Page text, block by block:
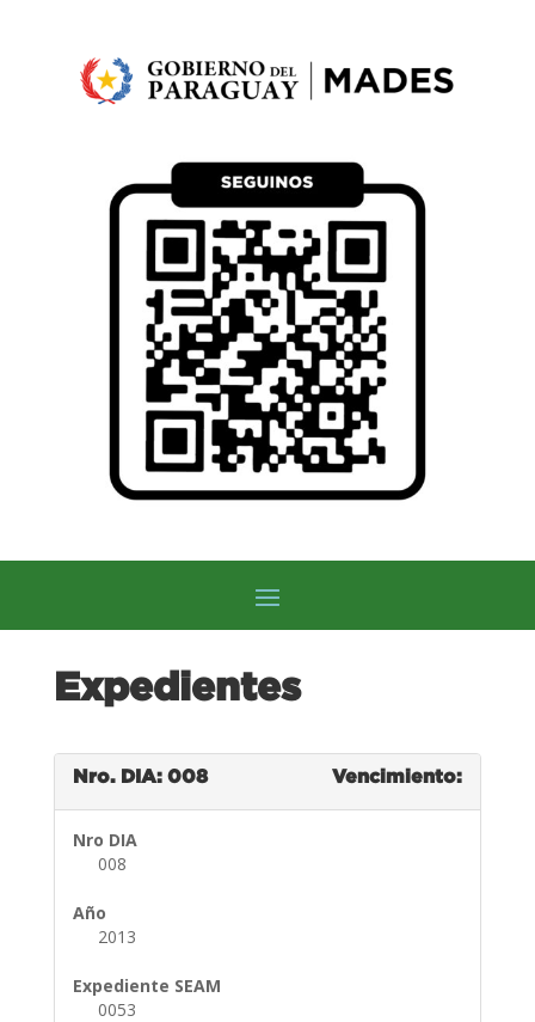
Expedientes
Nro. DIA: 008 Vencimiento:
Nro DIA
008
Año
2013
Expediente SEAM
0053